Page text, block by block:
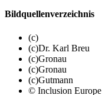
Bildquellenverzeichnis
(c)
(c)Dr. Karl Breu
(c)Gronau
(c)Gronau
(c)Gutmann
© Inclusion Europe